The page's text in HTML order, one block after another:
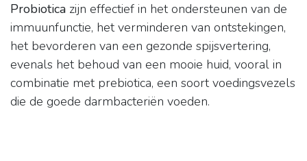
Probiotica zijn effectief in het ondersteunen van de
immuunfunctie, het verminderen van ontstekingen,
het bevorderen van een gezonde spijsvertering,
evenals het behoud van een mooie huid, vooral in
combinatie met prebiotica, een soort voedingsvezels
die de goede darmbacteriën voeden.